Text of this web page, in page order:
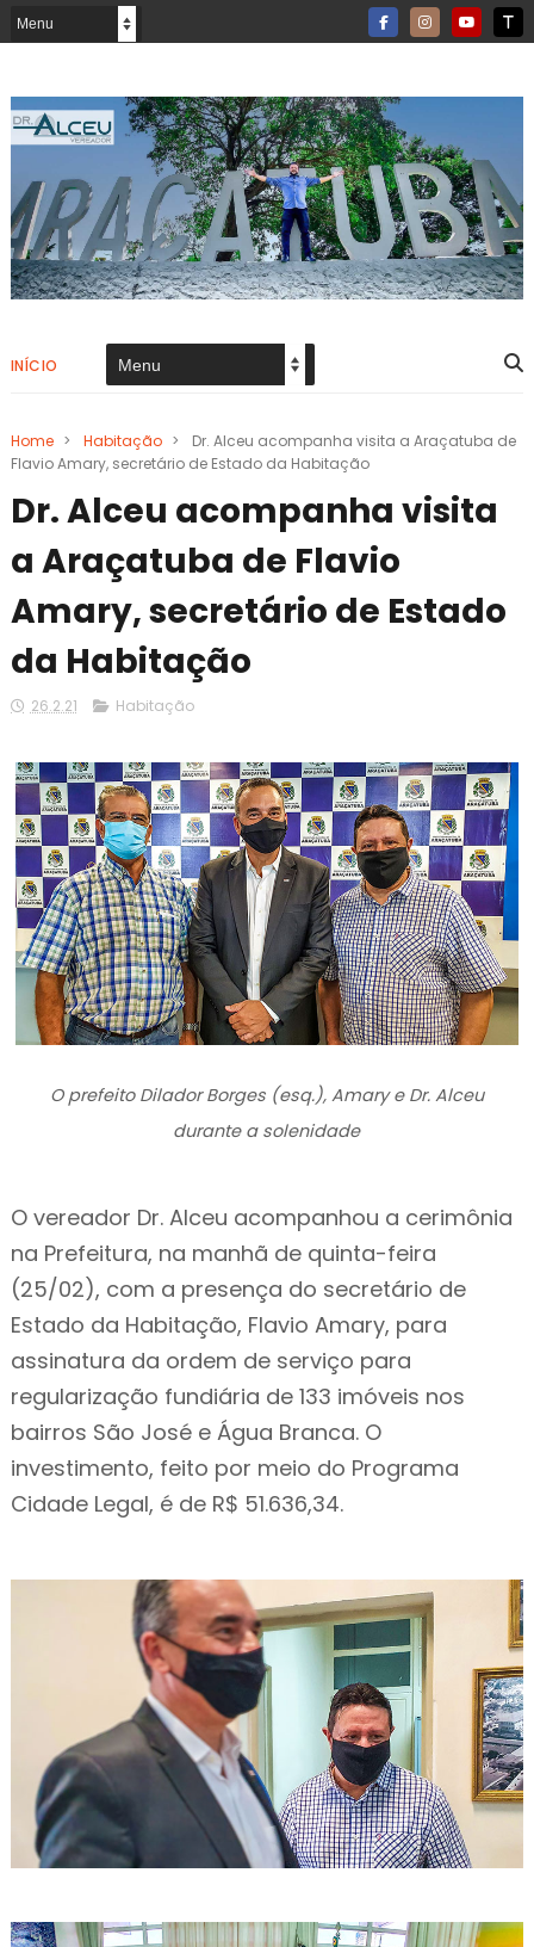
INÍCIO
Home > Habitação >
Dr. Alceu acompanha visita a Araçatuba de
Flavio Amary, secretário de Estado da Habitação
Dr. Alceu acompanha visita
a Araçatuba de Flavio
Amary, secretário de Estado
da Habitação
26.2.21 Habitação
O prefeito Dilador Borges (esq.), Amary e Dr. Alceu
durante a solenidade
O vereador Dr. Alceu acompanhou a cerimônia
na Prefeitura, na manhã de quinta-feira
(25/02), com a presença do secretário de
Estado da Habitação, Flavio Amary, para
assinatura da ordem de serviço para
regularização fundiária de 133 imóveis nos
bairros São José e Água Branca. O
investimento, feito por meio do Programa
Cidade Legal, é de R$ 51.636,34.